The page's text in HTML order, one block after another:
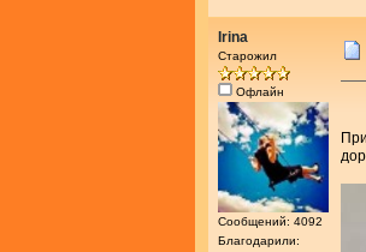
Irina
Старожил
Офлайн
Сообщений: 4092
Благодарили: